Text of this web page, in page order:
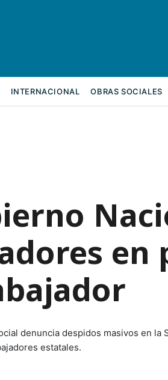
INTERNACIONAL OBRAS SOCIALES
en
denuncia despidos masivos en
estatales.